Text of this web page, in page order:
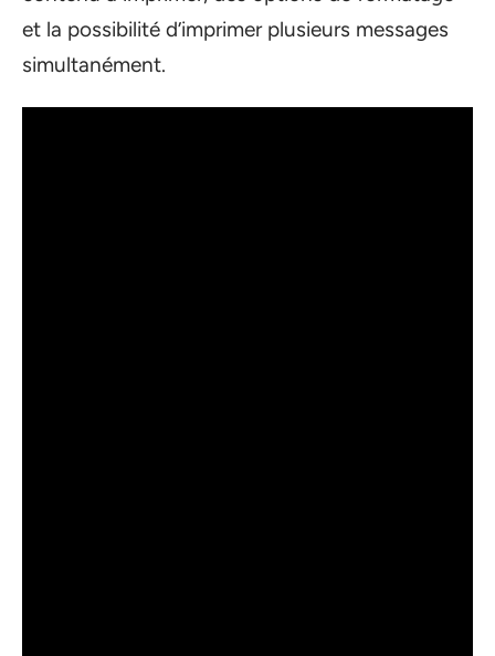
et la possibilité d’imprimer plusieurs messages
simultanément.